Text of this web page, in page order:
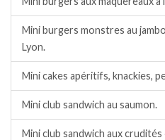
Mini burgers monstres au
Lyon.
Mini cakes apéritifs, knackies,
Mini club sandwich au saumon.
Mini club sandwich aux